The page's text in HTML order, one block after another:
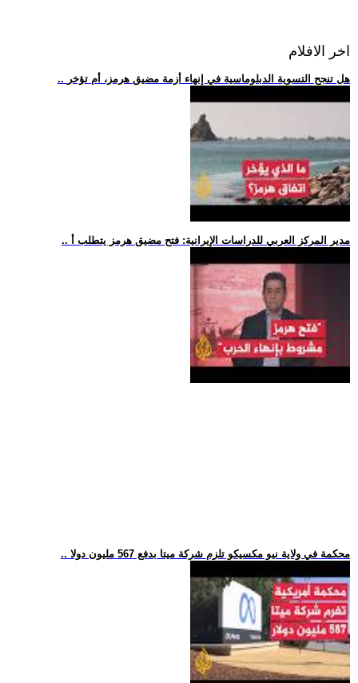
اخر الافلام
.. هل تنجح التسوية الدبلوماسية في إنهاء أزمة مضيق هرمز، أم تؤخر
.. مدير المركز العربي للدراسات الإيرانية: فتح مضيق هرمز يتطلب أ
.. محكمة في ولاية نيو مكسيكو تلزم شركة ميتا بدفع 567 مليون دولا